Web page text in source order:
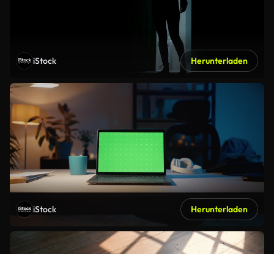
iStock Herunterladen
iStock Herunterladen